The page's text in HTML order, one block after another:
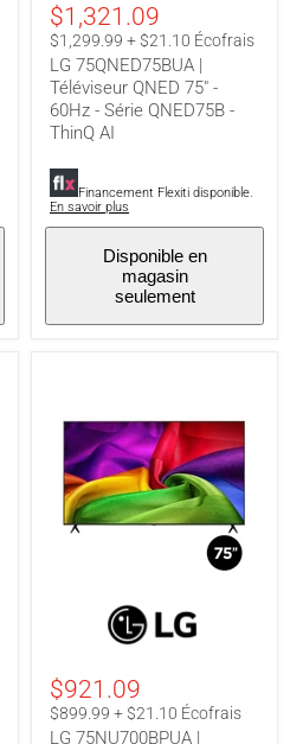
75"
60Hz
Série
QNED75B
AI
$1,321.09
$1,299.99 + $21.10 Écofrais
LG 75QNED75BUA |
Téléviseur QNED 75" -
60Hz - Série QNED75B -
ThinQ AI
Financement Flexiti disponible.
En savoir plus
Disponible en
magasin
seulement
75NU700BPUA
75"
60Hz
$921.09
$899.99 + $21.10 Écofrais
LG 75NU700BPUA |